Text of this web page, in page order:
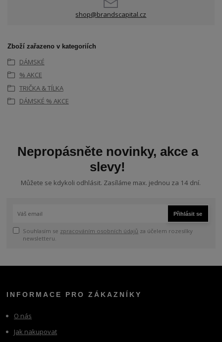
shop@brandscapital.cz
Zboží zařazeno v kategoriích
DÁMSKÉ
% AKCE
TRIČKA & TÍLKA
DÁMSKÉ % AKCE
Nepropásněte novinky, akce a
slevy!
Můžete se kdykoli odhlásit. Zasíláme max. jednou za 14 dní.
Přihlásit se
Souhlasím se zpracováním osobních údajů za účelem rozesílky
newsletteru.
INFORMACE PRO ZÁKAZNÍKY
O nás
Jak nakupovat